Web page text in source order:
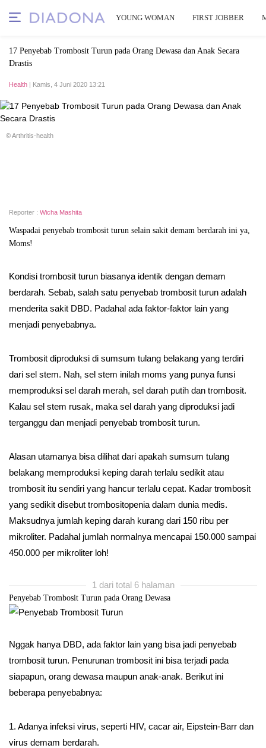
YOUNG WOMAN FIRST JOBBER
17 Penyebab Trombosit Turun pada Orang Dewasa dan Anak Secara
Drastis
Health | Kamis, 4 Juni 2020 13:21
© Arthritis-health
Reporter : Wicha Mashita
Waspadai penyebab trombosit turun selain sakit demam berdarah ini ya,
Moms!
Kondisi trombosit turun biasanya identik dengan demam
berdarah. Sebab, salah satu penyebab trombosit turun adalah
menderita sakit DBD. Padahal ada faktor-faktor lain yang
menjadi penyebabnya.
Trombosit diproduksi di sumsum tulang belakang yang terdiri
dari sel stem. Nah, sel stem inilah moms yang punya funsi
memproduksi sel darah merah, sel darah putih dan trombosit.
Kalau sel stem rusak, maka sel darah yang diproduksi jadi
terganggu dan menjadi penyebab trombosit turun.
Alasan utamanya bisa dilihat dari apakah sumsum tulang
belakang memproduksi keping darah terlalu sedikit atau
trombosit itu sendiri yang hancur terlalu cepat. Kadar trombosit
yang sedikit disebut trombositopenia dalam dunia medis.
Maksudnya jumlah keping darah kurang dari 150 ribu per
mikroliter. Padahal jumlah normalnya mencapai 150.000 sampai
450.000 per mikroliter loh!
1 dari total 6 halaman
Penyebab Trombosit Turun pada Orang Dewasa
Nggak hanya DBD, ada faktor lain yang bisa jadi penyebab
trombosit turun. Penurunan trombosit ini bisa terjadi pada
siapapun, orang dewasa maupun anak-anak. Berikut ini
beberapa penyebabnya:
1. Adanya infeksi virus, seperti HIV, cacar air, Eipstein-Barr dan
virus demam berdarah.